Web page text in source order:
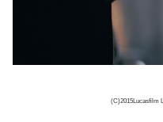
(C)2015Lucasfilm